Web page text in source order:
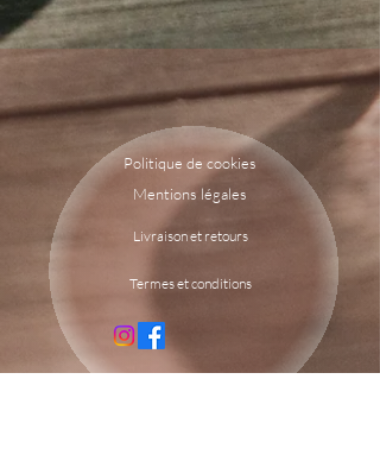
commande - article fait à la demande)
Me demander pour plusieurs pochettes.
Politique de cookies
Mentions légales
Livraison et retours
Termes et conditions